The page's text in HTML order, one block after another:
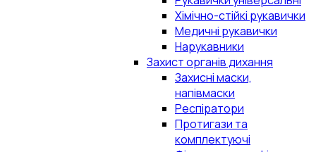
Хімічно-стійкі рукавички
Медичні рукавички
Нарукавники
Захист органів дихання
Захисні маски,
напівмаски
Респіратори
Протигази та
комплектуючі